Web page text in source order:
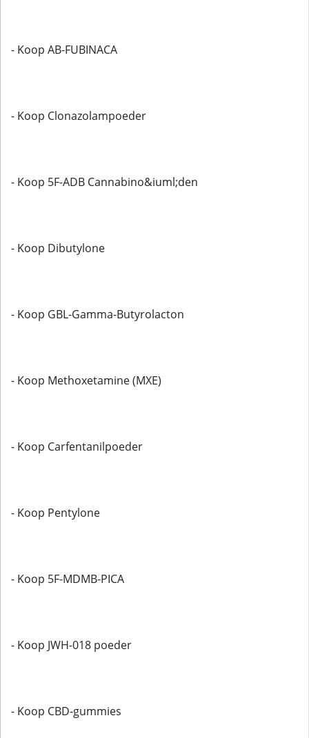
- Koop AB-FUBINACA
- Koop Clonazolampoeder
- Koop 5F-ADB Cannabino&iuml;den
- Koop Dibutylone
- Koop GBL-Gamma-Butyrolacton
- Koop Methoxetamine (MXE)
- Koop Carfentanilpoeder
- Koop Pentylone
- Koop 5F-MDMB-PICA
- Koop JWH-018 poeder
- Koop CBD-gummies